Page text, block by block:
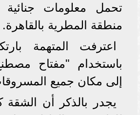
تحمل معلومات
منطقة المطرية بالقاهرة.
اعترفت المتهمة
باستخدام "مفتاح
إلى مكان جميع
يجدر بالذكر أن الشقة